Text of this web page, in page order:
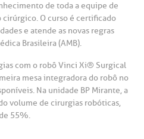
965
Autoimunesde toda a equipe de
O curso é certificado
e atende as novas regras
Brasileira (AMB).
com o robô Vinci Xi®️ Surgical
mesa integradora do robô no
Na unidade BP Mirante, a
volume de cirurgias robóticas,
55%.